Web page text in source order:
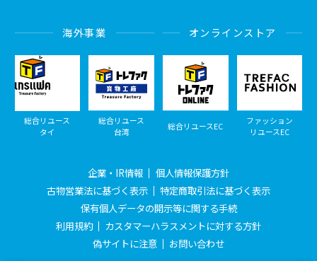
海外事業
総合リユース
タイ
総合リユース
台湾
オンラインストア
総合リユースEC
ファッション
リユースEC
企業・IR情報
個人情報保護方針
古物営業法に基づく表示
特定商取引法に基づく表示
保有個人データの開示等に関する手続
利用規約
カスタマーハラスメントに対する方針
偽サイトに注意
お問い合わせ